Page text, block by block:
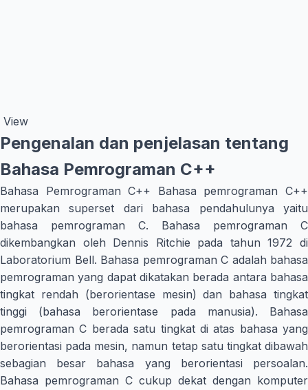
View
Pengenalan dan penjelasan tentang
Bahasa Pemrograman C++
Bahasa Pemrograman C++ Bahasa pemrograman C++
merupakan superset dari bahasa pendahulunya yaitu
bahasa pemrograman C. Bahasa pemrograman C
dikembangkan oleh Dennis Ritchie pada tahun 1972 di
Laboratorium Bell. Bahasa pemrograman C adalah bahasa
pemrograman yang dapat dikatakan berada antara bahasa
tingkat rendah (berorientase mesin) dan bahasa tingkat
tinggi (bahasa berorientase pada manusia). Bahasa
pemrograman C berada satu tingkat di atas bahasa yang
berorientasi pada mesin, namun tetap satu tingkat dibawah
sebagian besar bahasa yang berorientasi persoalan.
Bahasa pemrograman C cukup dekat dengan komputer